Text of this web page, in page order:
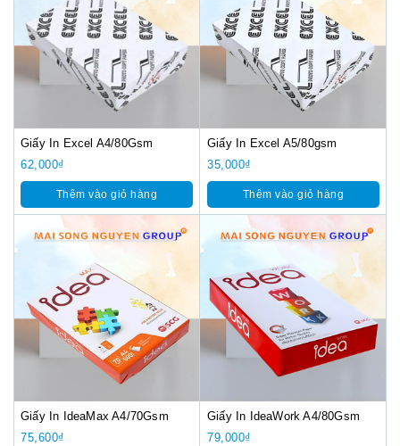
Giấy In Excel A4/80Gsm
62,000₫
Thêm vào giỏ hàng
Giấy In Excel A5/80gsm
35,000₫
Thêm vào giỏ hàng
Giấy In IdeaMax A4/70Gsm
75,600₫
Giấy In IdeaWork A4/80Gsm
79,000₫